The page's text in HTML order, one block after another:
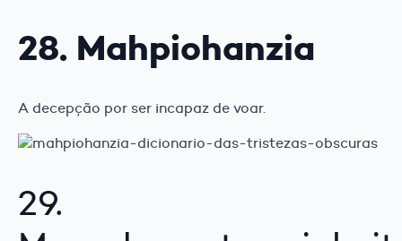
28. Mahpiohanzia
A decepção por ser incapaz de voar.
29.